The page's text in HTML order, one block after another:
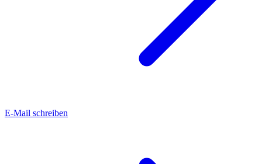
E-Mail schreiben